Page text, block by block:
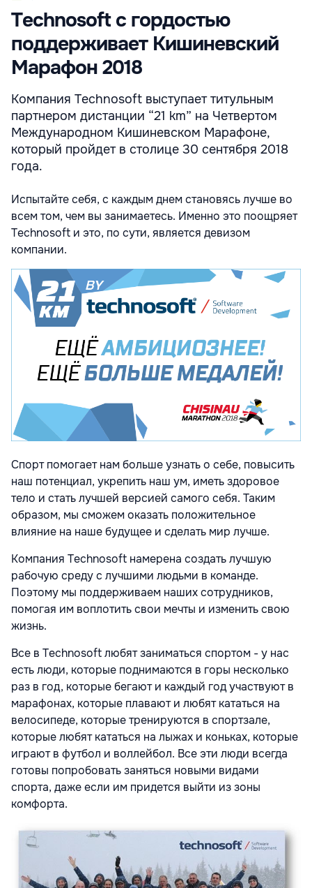
Technosoft с гордостью
поддерживает Кишиневский
Марафон 2018
Компания Technosoft выступает титульным
партнером дистанции “21 km” на Четвертом
Международном Кишиневском Марафоне,
который пройдет в столице 30 сентября 2018
года.
Испытайте себя, с каждым днем становясь лучше во
всем том, чем вы занимаетесь. Именно это поощряет
Technosoft и это, по сути, является девизом
компании.
Спорт помогает нам больше узнать о себе, повысить
наш потенциал, укрепить наш ум, иметь здоровое
тело и стать лучшей версией самого себя. Таким
образом, мы сможем оказать положительное
влияние на наше будущее и сделать мир лучше.
Компания Technosoft намерена создать лучшую
рабочую среду с лучшими людьми в команде.
Поэтому мы поддерживаем наших сотрудников,
помогая им воплотить свои мечты и изменить свою
жизнь.
Все в Technosoft любят заниматься спортом - у нас
есть люди, которые поднимаются в горы несколько
раз в год, которые бегают и каждый год участвуют в
марафонах, которые плавают и любят кататься на
велосипеде, которые тренируются в спортзале,
которые любят кататься на лыжах и коньках, которые
играют в футбол и воллейбол. Все эти люди всегда
готовы попробовать заняться новыми видами
спорта, даже если им придется выйти из зоны
комфорта.